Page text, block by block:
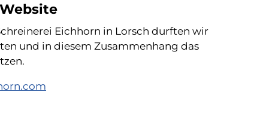
Eichhorn in Lorsch durften wir
und in diesem Zusammenhang das